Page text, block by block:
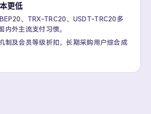
更低
、TRX-TRC20、USDT-TRC20多
内外主流支付习惯。
制及会员等级折扣，长期采购用户综合成